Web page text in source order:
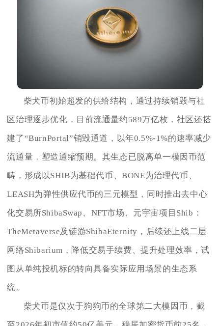
柴犬币初始超发的供给结构，通过持续销毁与社
区治理逐步优化，目前流通量约589万亿枚，社区还搭
建了“BurnPortal”销毁通道，以年0.5%-1%的速率减少
流通量，塑造通缩预期。其生态已脱离单一模因币范
畴，形成以SHIB为基础代币、BONE为治理代币、
LEASH为弹性供应代币的三元模型，同时推出去中心
化交易所ShibaSwap、NFT市场、元宇宙项目Shib：
TheMetaverse及链游ShibaEternity，后续还上线二层
网络Shibarium，降低交易手续费、提升处理效率，试
图从单纯投机标的转向具备实际应用场景的生态系
统。
柴犬币是仅次于狗狗币的全球第二大模因币，截